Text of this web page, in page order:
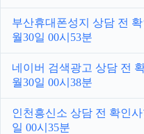
부산휴대폰성지 상담 전
월30일 00시53분
네이버 검색광고 상담 전
월30일 00시38분
인천흥신소 상담 전 확인사
일 00시35분